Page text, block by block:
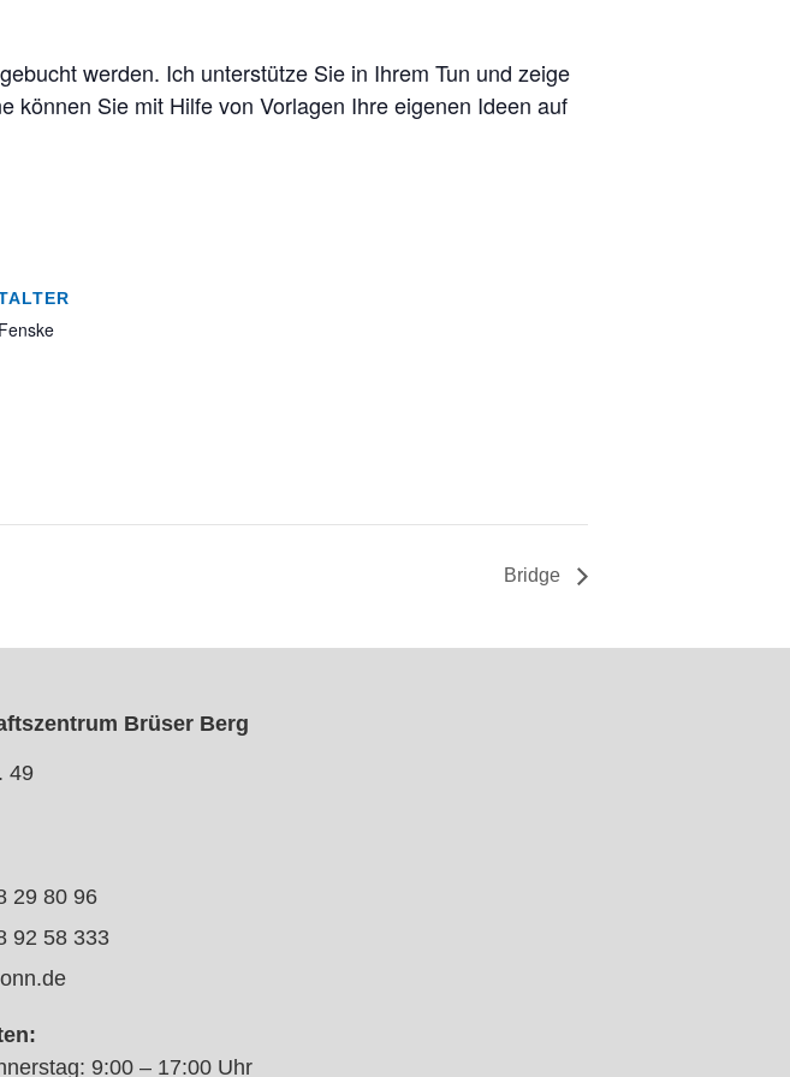
werden. Ich unterstütze Sie in Ihrem Tun und zeige
können Sie mit Hilfe von Vorlagen Ihre eigenen Ideen auf
Bridge
Brüser Berg
49
29 80 96
92 58 333
9:00 – 17:00 Uhr